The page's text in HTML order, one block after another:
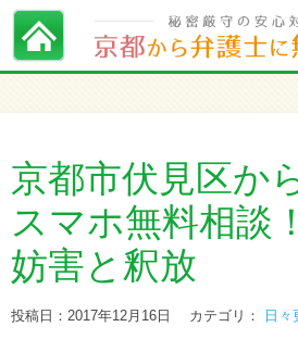
京都市伏見区か
スマホ無料相談
妨害と釈放
投稿日：2017年12月16日 カテゴリ： 日々